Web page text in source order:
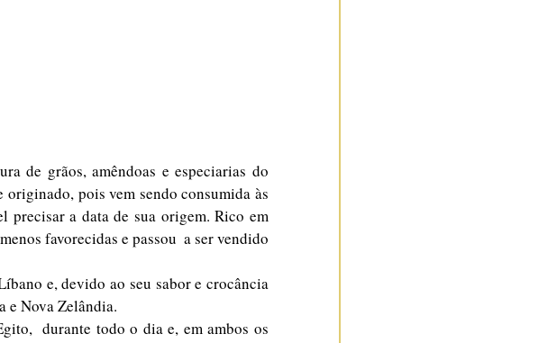
de grãos, amêndoas e especiarias do
pois vem sendo consumida às
a data de sua origem. Rico em
favorecidas e passou  a ser vendido
e, devido ao seu sabor e crocância
e Nova Zelândia.
durante todo o dia e, em ambos os